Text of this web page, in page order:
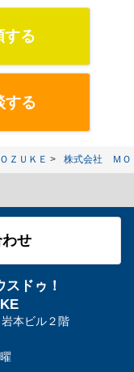
する
する
ＺＵＫＥ 株式会社 ＭＯ
せ
ドゥ！
本ビル２階